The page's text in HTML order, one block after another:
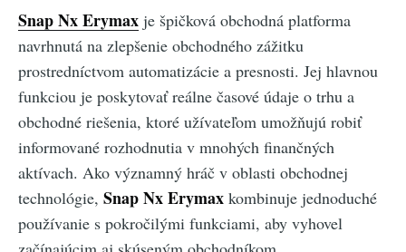
Snap Nx Erymax je špičková obchodná platforma
navrhnutá na zlepšenie obchodného zážitku
prostredníctvom automatizácie a presnosti. Jej hlavnou
funkciou je poskytovať reálne časové údaje o trhu a
obchodné riešenia, ktoré užívateľom umožňujú robiť
informované rozhodnutia v mnohých finančných
aktívach. Ako významný hráč v oblasti obchodnej
technológie, Snap Nx Erymax kombinuje jednoduché
používanie s pokročilými funkciami, aby vyhovel